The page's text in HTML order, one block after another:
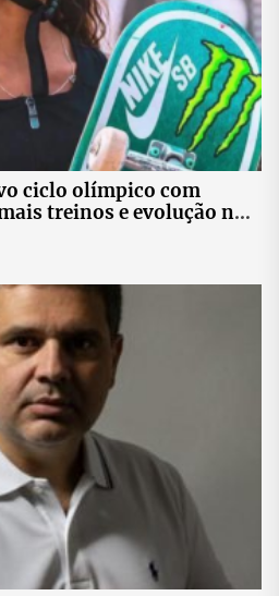
ciclo olímpico com
treinos e evolução no